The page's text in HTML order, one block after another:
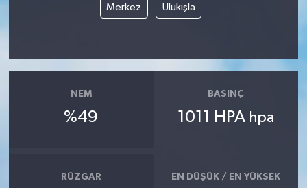
Merkez Ulukışla
NEM
%49
BASINÇ
1011 HPA hpa
RÜZGAR EN DÜŞÜK / EN YÜKSEK